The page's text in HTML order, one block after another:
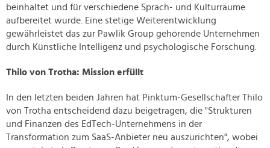
beinhaltet und für verschiedene Sprach- und Kulturräume
aufbereitet wurde. Eine stetige Weiterentwicklung
gewährleistet das zur Pawlik Group gehörende Unternehmen
durch Künstliche Intelligenz und psychologische Forschung.
Thilo von Trotha: Mission erfüllt
In den letzten beiden Jahren hat Pinktum-Gesellschafter Thilo
von Trotha entscheidend dazu beigetragen, die "Strukturen
und Finanzen des EdTech-Unternehmens in der
Transformation zum SaaS-Anbieter neu auszurichten", wobei